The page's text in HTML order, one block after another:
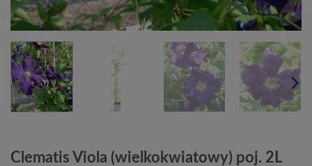
Clematis Viola (wielkokwiatowy) poj. 2L